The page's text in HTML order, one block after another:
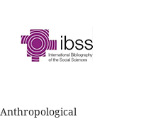
Anthropological